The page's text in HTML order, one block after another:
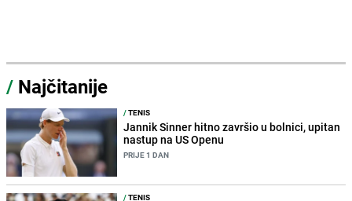
/ Najčitanije
/TENIS
Jannik Sinner hitno završio u bolnici, upitan
nastup na US Openu
PRIJE 1 DAN
/TENIS